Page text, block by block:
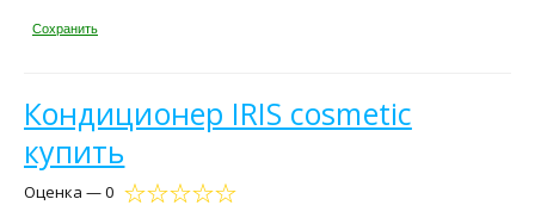
Сохранить
Кондиционер IRIS cosmetic
купить
Оценка — 0